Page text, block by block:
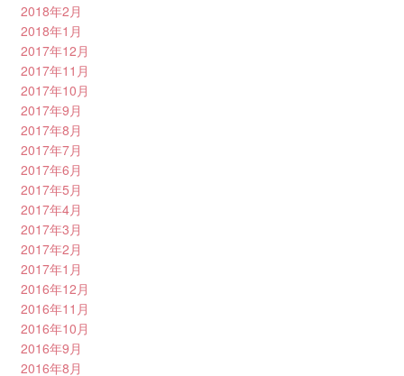
2018年2月
2018年1月
2017年12月
2017年11月
2017年10月
2017年9月
2017年8月
2017年7月
2017年6月
2017年5月
2017年4月
2017年3月
2017年2月
2017年1月
2016年12月
2016年11月
2016年10月
2016年9月
2016年8月